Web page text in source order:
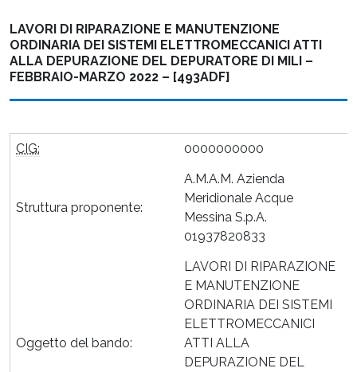
LAVORI DI RIPARAZIONE E MANUTENZIONE
ORDINARIA DEI SISTEMI ELETTROMECCANICI ATTI
ALLA DEPURAZIONE DEL DEPURATORE DI MILI –
FEBBRAIO-MARZO 2022 – [493ADF]
CIG: 0000000000
Struttura proponente:
A.M.A.M. Azienda
Meridionale Acque
Messina S.p.A.
01937820833
Oggetto del bando:
LAVORI DI RIPARAZIONE
E MANUTENZIONE
ORDINARIA DEI SISTEMI
ELETTROMECCANICI
ATTI ALLA
DEPURAZIONE DEL